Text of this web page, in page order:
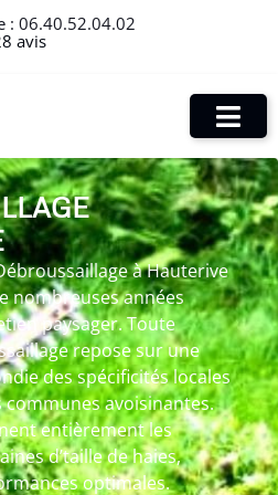
: 06.40.52.04.02
avis
à Hauterive
nombreuses années
paysager. Toute
repose sur une
des spécificités locales
communes avoisinantes.
entièrement les
d’taille de haies,
optimales.